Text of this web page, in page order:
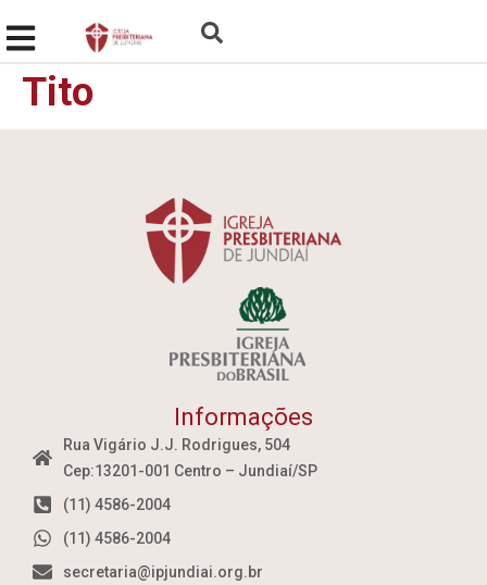
Tito
Informações
Rua Vigário J.J. Rodrigues, 504
Cep:13201-001 Centro – Jundiaí/SP
(11) 4586-2004
(11) 4586-2004
secretaria@ipjundiai.org.br